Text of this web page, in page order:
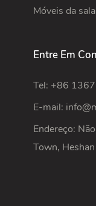
Móveis da
Entre Em
Tel: +86
E-mail:
Endereço:
Town,